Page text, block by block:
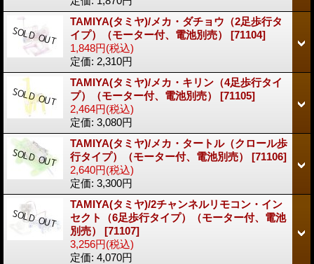
TAMIYA(タミヤ)/メカ・ダチョウ（2足歩行タ
イプ）（モーター付、電池別売） [71104]
1,848円(税込)
定価: 2,310円
TAMIYA(タミヤ)/メカ・キリン（4足歩行タイ
プ）（モーター付、電池別売） [71105]
2,464円(税込)
定価: 3,080円
TAMIYA(タミヤ)/メカ・タートル（クロール歩
行タイプ）（モーター付、電池別売） [71106]
2,640円(税込)
定価: 3,300円
TAMIYA(タミヤ)/2チャンネルリモコン・イン
セクト（6足歩行タイプ）（モーター付、電池
別売） [71107]
3,256円(税込)
定価: 4,070円